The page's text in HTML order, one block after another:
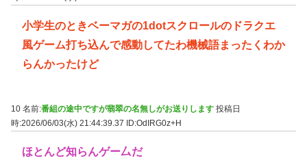
小学生のときベーマガの1dotスクロールのドラクエ
風ゲーム打ち込んで感動してたわ機械語まったくわか
らんかったけど
10 名前:番組の途中ですが翡翠の名無しがお送りします 投稿日
時:2026/06/03(水) 21:44:39.37
ID:OdIRG0z+H
ほとんど知らんゲー厶だ